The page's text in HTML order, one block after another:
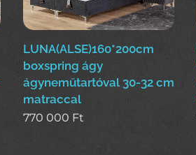
LUNA(ALSE)160*200cm
boxspring ágy
ágyneműtartóval 30-32 cm
matraccal
770 000 Ft